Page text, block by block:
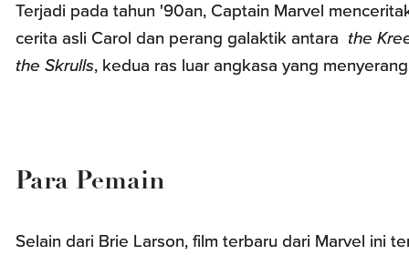
Terjadi pada tahun '90an, Captain Marvel
cerita asli Carol dan perang galaktik antara the
the Skrulls, kedua ras luar angkasa yang
Para Pemain
Selain dari Brie Larson, film terbaru dari Marvel ini